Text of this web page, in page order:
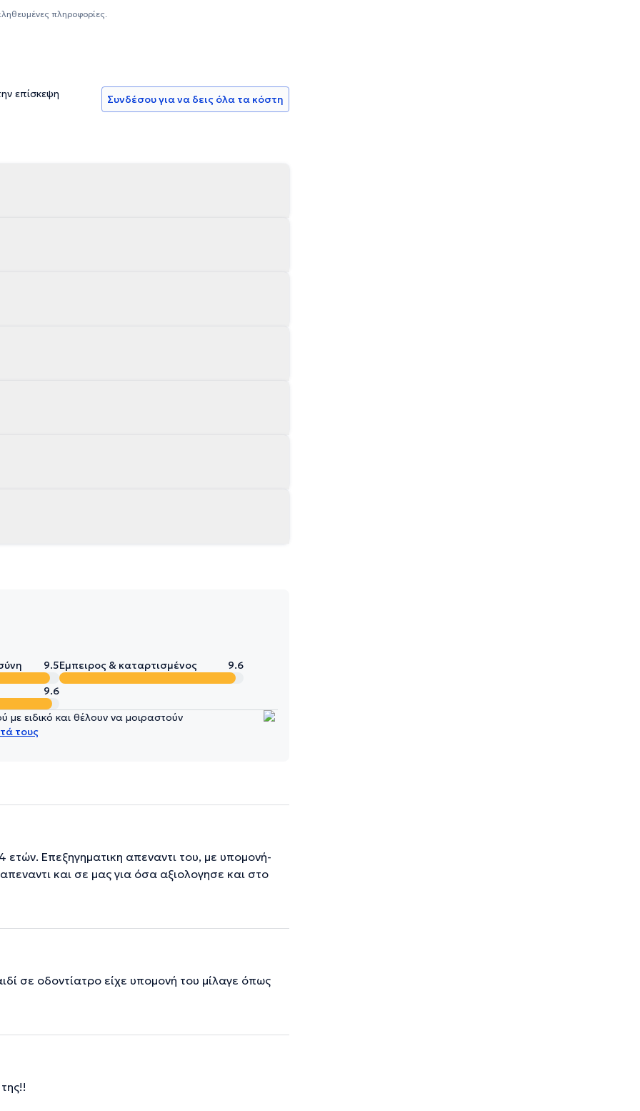
και χαρούμενα πρόσωπα των ασθενών της.
πληροφορίες.
επίσκεψη Συνδέσου για να δεις όλα τα κόστη
9.5Έμπειρος & καταρτισμένος
9.6
9.6
ειδικό και θέλουν να μοιραστούν
τους
ετών. Επεξηγηματικη απεναντι του, με υπομονή-
και σε μας για όσα αξιολογησε και στο
σε οδοντίατρο είχε υπομονή του μίλαγε όπως